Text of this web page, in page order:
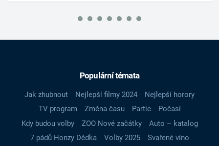
Populární témata
Jak zhubnout Nejlepší filmy 2024
Nejlepší horory
TV program
Změna času Partie
Počasí
Kdy budou volby
ZOO Nové začátky
Auto – katalog
7 pádů Honzy Dědka
Volby 2025
Svařené víno